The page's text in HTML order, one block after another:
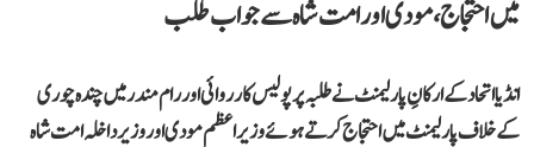
میں احتجاج، مودی اور امت شاہ سے جواب طلب
انڈیا اتحاد کے ارکانِ پارلیمنٹ نے طلبہ پر پولیس کارروائی اور رام مندر میں چندہ چوری
کے خلاف پارلیمنٹ میں احتجاج کرتے ہوئے وزیر اعظم مودی اور وزیر داخلہ امت شاہ